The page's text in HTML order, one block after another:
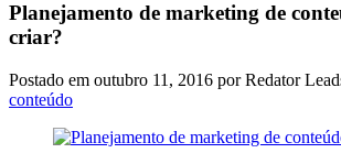
Planejamento de marketing de
criar?
Postado em outubro 11, 2016 por Redator
conteúdo